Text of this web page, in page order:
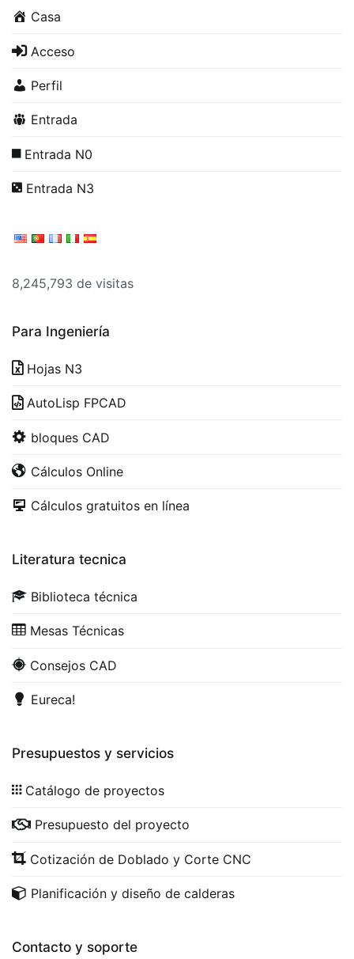
Casa
Acceso
Perfil
Entrada
Entrada N0
Entrada N3
8,245,793 de visitas
Para Ingeniería
Hojas N3
AutoLisp FPCAD
bloques CAD
Cálculos Online
Cálculos gratuitos en línea
Literatura tecnica
Biblioteca técnica
Mesas Técnicas
Consejos CAD
Eureca!
Presupuestos y servicios
Catálogo de proyectos
Presupuesto del proyecto
Cotización de Doblado y Corte CNC
Planificación y diseño de calderas
Contacto y soporte